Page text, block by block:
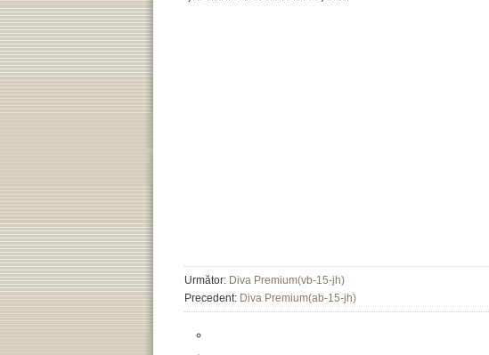
Următor: Diva Premium(vb-15-jh)
Precedent: Diva Premium(ab-15-jh)